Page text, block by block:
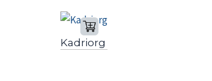
Kadriorg